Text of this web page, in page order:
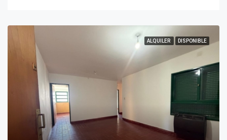
ALQUILER DISPONIBLE